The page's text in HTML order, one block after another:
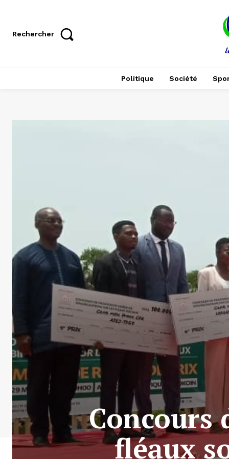
Rechercher
Politique Société
Concours
fléaux